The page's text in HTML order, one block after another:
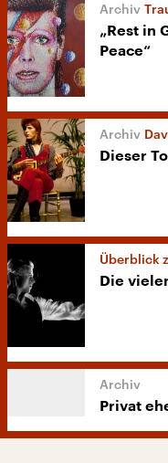
„Rest in
Peace“
Dieser
Überblick
Die
Privat